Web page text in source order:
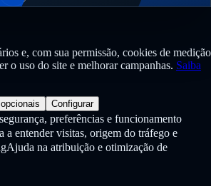
e, com sua permissão, cookies de medição
o uso do site e melhorar campanhas. Saiba
Configurar
preferências e funcionamento
a entender visitas, origem do tráfego e
Ajuda na atribuição e otimização de